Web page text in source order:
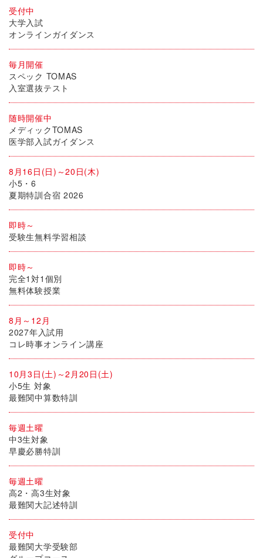
受付中
大学入試
オンラインガイダンス
毎月開催
スペック TOMAS
入室選抜テスト
随時開催中
メディックTOMAS
医学部入試ガイダンス
8月16日(日)～20日(木)
小5・6
夏期特訓合宿 2026
即時～
受験生無料学習相談
即時～
完全1対1個別
無料体験授業
8月～12月
2027年入試用
コレ時事オンライン講座
10月3日(土)～2月20日(土)
小5生 対象
最難関中算数特訓
毎週土曜
中3生対象
早慶必勝特訓
毎週土曜
高2・高3生対象
最難関大記述特訓
受付中
最難関大学受験部